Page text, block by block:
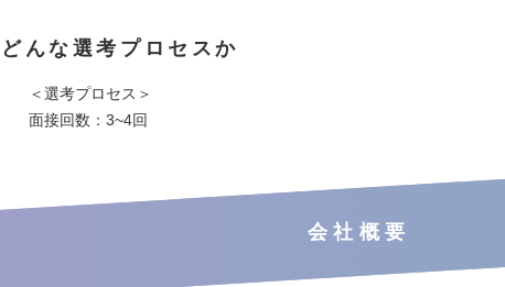
どんな選考プロセスか
＜選考プロセス＞
面接回数：3~4回
会社概要